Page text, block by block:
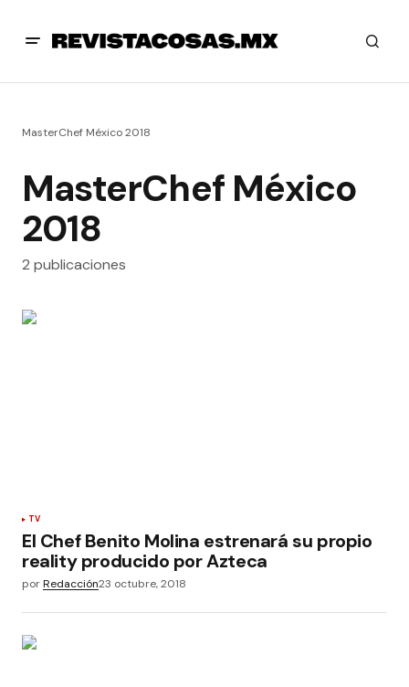
MasterChef México 2018
MasterChef México
2018
2 publicaciones
TV
El Chef Benito Molina estrenará su propio
reality producido por Azteca
porRedacción23 octubre, 2018